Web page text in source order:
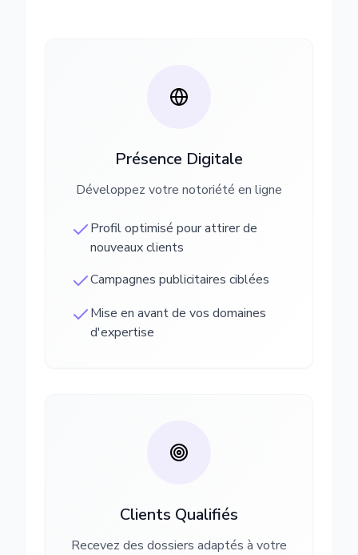
Présence Digitale
Développez votre notoriété en ligne
Profil optimisé pour attirer de
nouveaux clients
Campagnes publicitaires ciblées
Mise en avant de vos domaines
d'expertise
Clients Qualifiés
Recevez des dossiers adaptés à votre